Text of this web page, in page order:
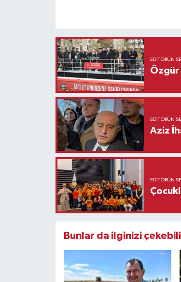
EDITÖRÜN
Özgür
EDITÖRÜN
Aziz
EDITÖRÜN
Bunlar da ilginizi